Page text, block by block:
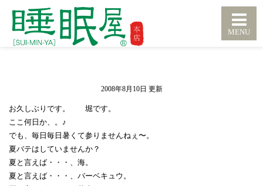
2008年8月10日
お久しぶりです。 堀です。
ここ何日か、。♪
でも、毎日毎日暑くて参りませんねぇ〜。
夏バテはしていませんか？
夏と言えば・・・、海。
夏と言えば・・・、バーベキュウ。